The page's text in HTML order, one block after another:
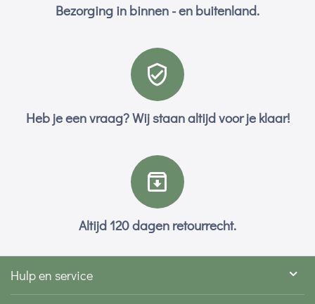
Bezorging in binnen - en buitenland.
Heb je een vraag? Wij staan altijd voor je klaar!
Altijd 120 dagen retourrecht.
Hulp en service